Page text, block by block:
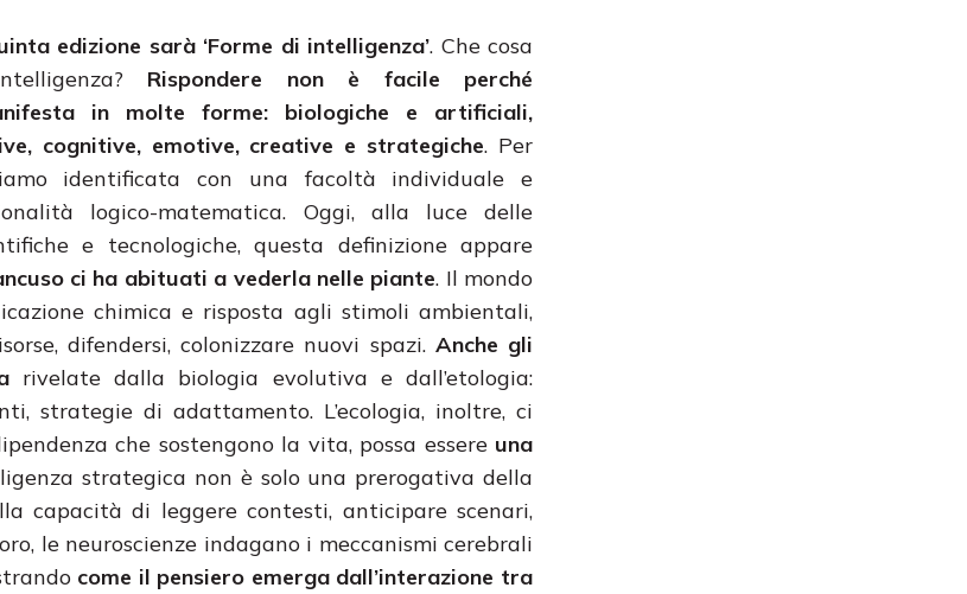
edizione sarà ‘Forme di intelligenza’. Che cosa
Rispondere non è facile perché
in molte forme: biologiche e artificiali,
cognitive, emotive, creative e strategiche. Per
identificata con una facoltà individuale e
logico-matematica. Oggi, alla luce delle
e tecnologiche, questa definizione appare
ci ha abituati a vederla nelle piante. Il mondo
chimica e risposta agli stimoli ambientali,
difendersi, colonizzare nuovi spazi. Anche gli
rivelate dalla biologia evolutiva e dall’etologia:
strategie di adattamento. L’ecologia, inoltre, ci
che sostengono la vita, possa essere una
strategica non è solo una prerogativa della
capacità di leggere contesti, anticipare scenari,
le neuroscienze indagano i meccanismi cerebrali
come il pensiero emerga dall’interazione tra